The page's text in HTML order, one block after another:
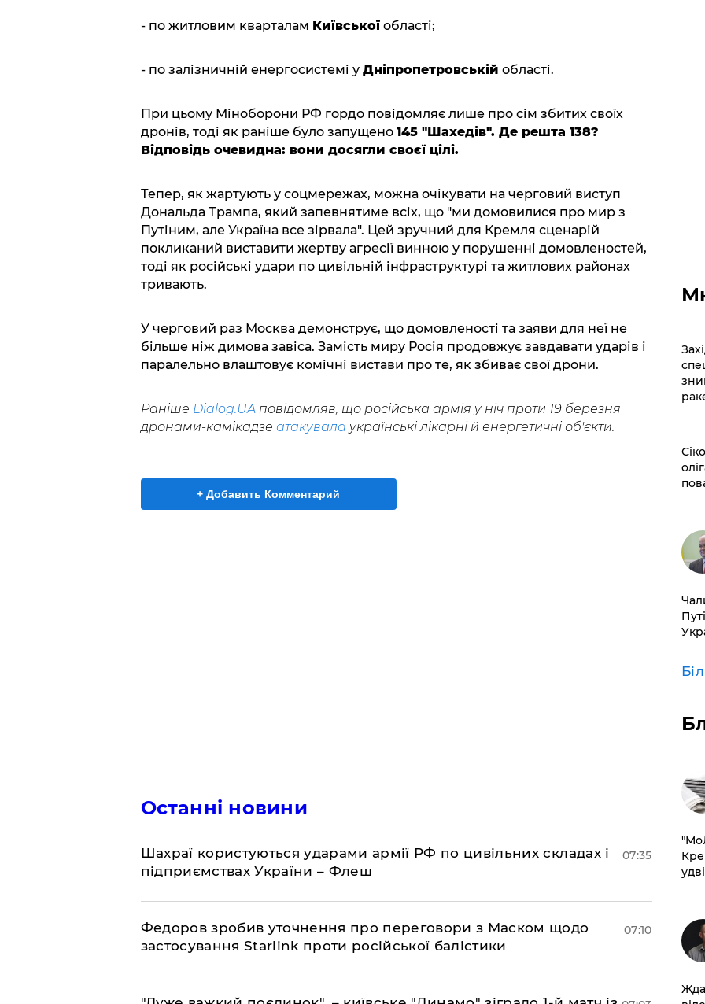
- по житловим кварталам Київськоїобласті;
- по залізничній енергосистемі у Дніпропетровській області.
При цьому Міноборони РФ гордо повідомляє лише про сім збитих своїх
дронів, тоді як раніше було запущено 145 "Шахедів". Де решта 138?
Відповідь очевидна: вони досягли своєї цілі.
Тепер, як жартують у соцмережах, можна очікувати на черговий виступ
Дональда Трампа, який запевнятиме всіх, що "ми домовилися про мир з
Путіним, але Україна все зірвала". Цей зручний для Кремля сценарій
покликаний виставити жертву агресії винною у порушенні домовленостей,
тоді як російські удари по цивільній інфраструктурі та житлових районах
тривають.
У черговий раз Москва демонструє, що домовленості та заяви для неї не
більше ніж димова завіса. Замість миру Росія продовжує завдавати ударів і
паралельно влаштовує комічні вистави про те, як збиває свої дрони.
Раніше Dialog.UAповідомляв, що російська армія у ніч проти 19 березня
дронами-камікадзе атакувала українські лікарні й енергетичні об'єкти.
+ Добавить Комментарий
Останні новини
Шахраї користуються ударами армії РФ по цивільних складах і
підприємствах України – Флеш
07:35
Федоров зробив уточнення про переговори з Маском щодо
застосування Starlink проти російської балістики
07:10